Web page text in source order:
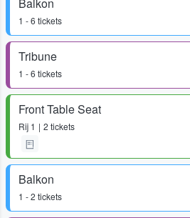
Balkon
1 - 6 tickets
Tribune
1 - 6 tickets
Front Table Seat
Rij 1 2 tickets
Balkon
1 - 2 tickets